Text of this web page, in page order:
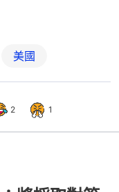
美國
2 1